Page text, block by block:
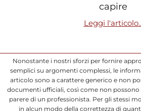
capire
Leggi
Nonostante i nostri sforzi per fornire
semplici su argomenti complessi, le
articolo sono a carattere generico e non
documenti ufficiali, così come non
parere di un professionista. Per gli stessi
in alcun modo della correttezza di